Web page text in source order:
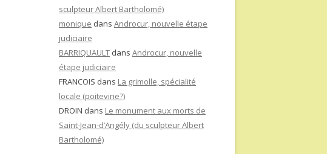
sculpteur Albert Bartholomé)
monique dans Androcur, nouvelle étape
judiciaire
BARRIQUAULT dans Androcur, nouvelle
étape judiciaire
FRANCOIS dans La grimolle, spécialité
locale (poitevine?)
DROIN dans Le monument aux morts de
Saint-Jean-d’Angély (du sculpteur Albert
Bartholomé)